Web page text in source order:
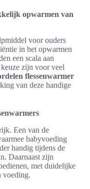
opwarmen van
voor ouders
in het opwarmen
een scala aan
zijn voor veel
flessenwarmer
van deze handige
Een van de
babyvoeding
handig tijdens de
Daarnaast zijn
met duidelijke
voeding.